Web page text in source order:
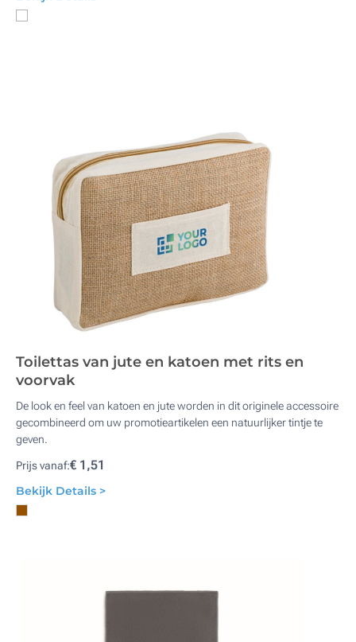
Toilettas van jute en katoen met rits en
voorvak
De look en feel van katoen en jute worden in dit originele accessoire
gecombineerd om uw promotieartikelen een natuurlijker tintje te
geven.
Prijs vanaf:€ 1,51
Bekijk Details >